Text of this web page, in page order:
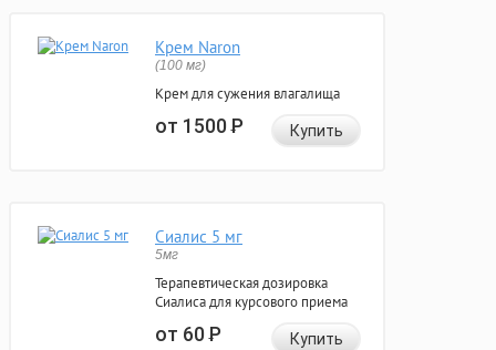
Крем Naron
(100 мг)
Крем для сужения влагалища
от 1500Р Купить
Сиалис 5 мг
5мг
Терапевтическая дозировка
Сиалиса для курсового приема
от 60Р Купить